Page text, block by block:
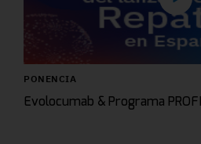
PONENCIA
Evolocumab & Programa